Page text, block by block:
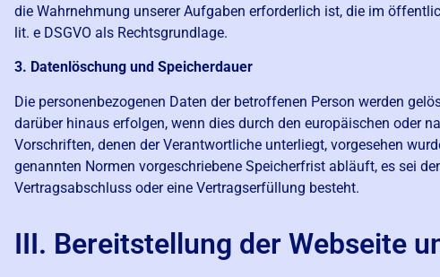
die Wahrnehmung unserer Aufgaben erforderlich ist, die im
lit. e DSGVO als Rechtsgrundlage.
3. Datenlöschung und Speicherdauer
Die personenbezogenen Daten der betroffenen Person werden
darüber hinaus erfolgen, wenn dies durch den europäischen oder
Vorschriften, denen der Verantwortliche unterliegt, vorgesehen
genannten Normen vorgeschriebene Speicherfrist abläuft, es sei
Vertragsabschluss oder eine Vertragserfüllung besteht.
III. Bereitstellung der Webseite